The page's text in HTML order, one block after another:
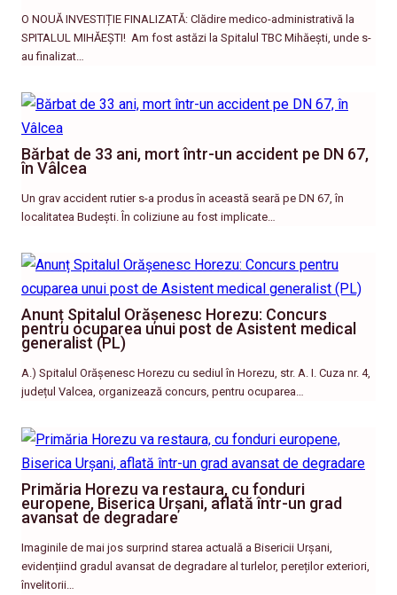
O NOUĂ INVESTIȚIE FINALIZATĂ: Clădire medico-administrativă la
SPITALUL MIHĂEȘTI! ​ Am fost astăzi la Spitalul TBC Mihăești, unde s-
au finalizat…
Bărbat de 33 ani, mort într-un accident pe DN 67,
în Vâlcea
Un grav accident rutier s-a produs în această seară pe DN 67, în
localitatea Budești. În coliziune au fost implicate…
Anunț Spitalul Orășenesc Horezu: Concurs
pentru ocuparea unui post de Asistent medical
generalist (PL)
A.) Spitalul Orășenesc Horezu cu sediul în Horezu, str. A. I. Cuza nr. 4,
județul Valcea, organizează concurs, pentru ocuparea…
Primăria Horezu va restaura, cu fonduri
europene, Biserica Urșani, aflată într-un grad
avansat de degradare
Imaginile de mai jos surprind starea actuală a Bisericii Urșani,
evidențiind gradul avansat de degradare al turlelor, pereților exteriori,
învelitorii…